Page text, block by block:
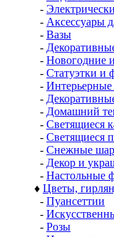
-
- Аксессуары
- Вазы
-
- Новогодние
- Статуэтки и
-
-
- Домашний
- Светящиеся
- Светящиеся
- Снежные
- Декор и
- Настольные
♦ Цветы,
- Пуансеттии
-
- Розы